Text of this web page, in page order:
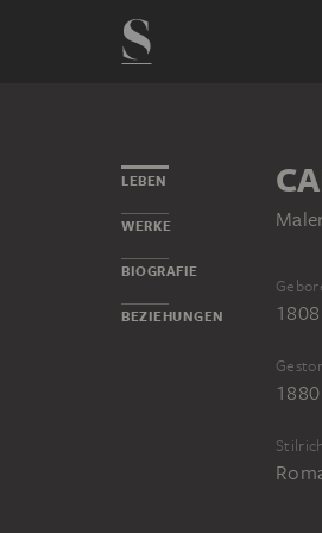
LEBEN
WERKE
BIOGRAFIE
BEZIEHUNGEN 1808
1880